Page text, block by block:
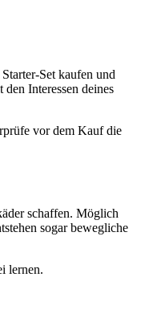
Set kaufen und
Interessen deines
vor dem Kauf die
schaffen. Möglich
sogar bewegliche
lernen.